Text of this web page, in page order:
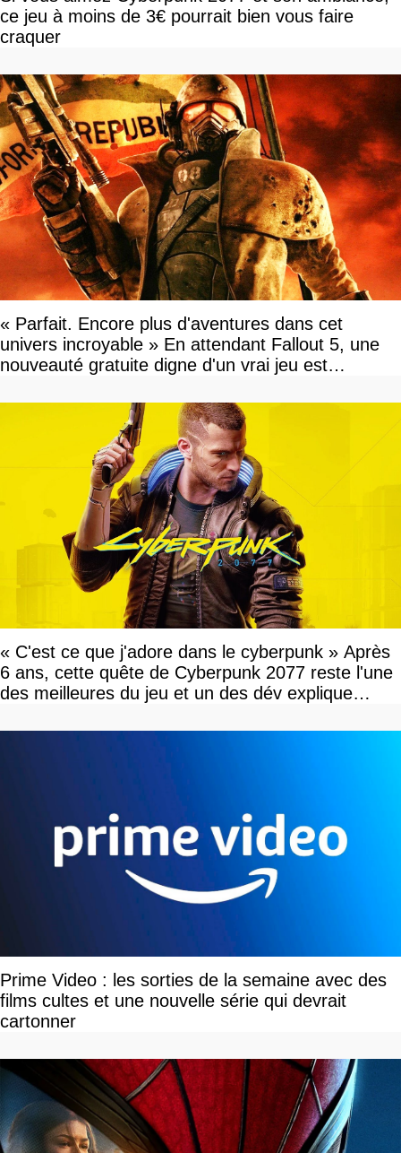
ce jeu à moins de 3€ pourrait bien vous faire
craquer
« Parfait. Encore plus d'aventures dans cet
univers incroyable » En attendant Fallout 5, une
nouveauté gratuite digne d'un vrai jeu est
« C'est ce que j'adore dans le cyberpunk » Après
6 ans, cette quête de Cyberpunk 2077 reste l'une
des meilleures du jeu et un des dév explique
Prime Video : les sorties de la semaine avec des
films cultes et une nouvelle série qui devrait
cartonner